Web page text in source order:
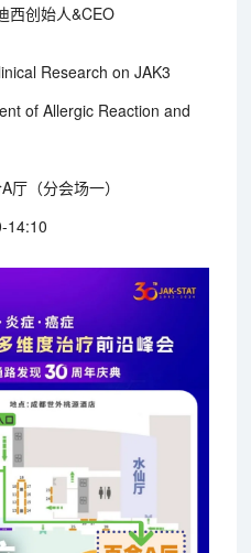
西创始人&CEO
Research on JAK3
of Allergic Reaction and
厅（分会场一）
14:10